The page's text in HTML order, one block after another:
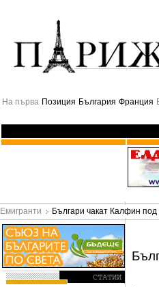
На първа Позиция България Франция
Емигранти Българи чакат Калфин